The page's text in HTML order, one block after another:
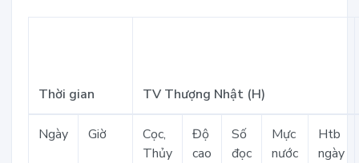
Thời gian TV Thượng Nhật (H)
Ngày Giờ
Cọc,
Thủy
Độ
cao
Số
đọc
Mực
nước
Htb
ngày